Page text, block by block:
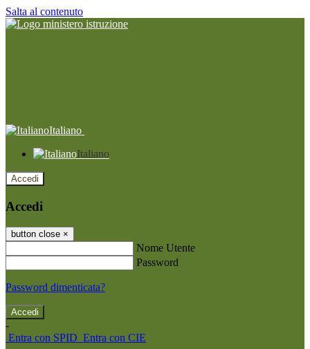
Salta al contenuto
Italiano
Italiano
Accedi
Accedi
button close ×
Nome Utente
Password
Password dimenticata?
-
Entra con SPID Entra con CIE